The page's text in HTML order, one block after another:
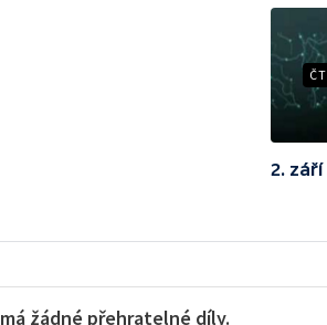
2. září
žádné přehratelné díly.